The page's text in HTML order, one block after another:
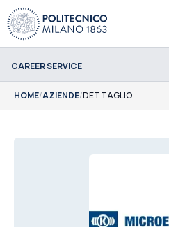
CAREER SERVICE
HOME/AZIENDE/DETTAGLIO